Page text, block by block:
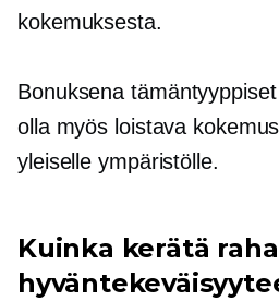
kokemuksesta.
Bonuksena
olla myös loistava
yleiselle ympäristölle.
Kuinka kerätä